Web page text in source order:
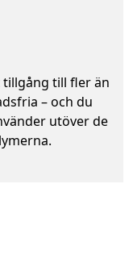
till fler än
– och du
utöver de